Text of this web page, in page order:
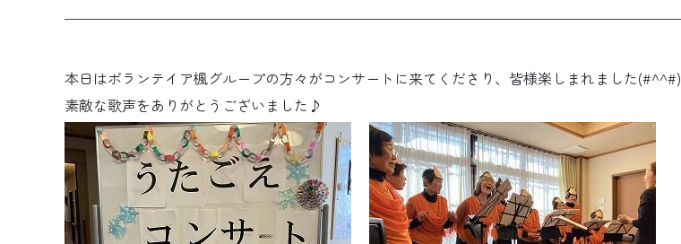
本日はボランテイア楓グループの方々がコンサートに来てくださり、皆様楽しまれました(#^^#)
素敵な歌声をありがとうございました♪